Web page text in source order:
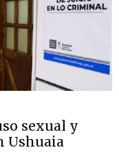
sexual y
Ushuaia